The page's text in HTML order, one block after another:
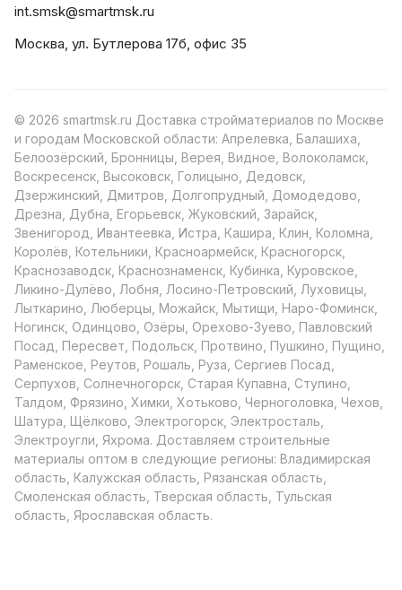
int.smsk@smartmsk.ru
Москва, ул. Бутлерова 17б, офис 35
© 2026 smartmsk.ru Доставка стройматериалов по Москве
и городам Московской области: Апрелевка, Балашиха,
Белоозёрский, Бронницы, Верея, Видное, Волоколамск,
Воскресенск, Высоковск, Голицыно, Дедовск,
Дзержинский, Дмитров, Долгопрудный, Домодедово,
Дрезна, Дубна, Егорьевск, Жуковский, Зарайск,
Звенигород, Ивантеевка, Истра, Кашира, Клин, Коломна,
Королёв, Котельники, Красноармейск, Красногорск,
Краснозаводск, Краснознаменск, Кубинка, Куровское,
Ликино-Дулёво, Лобня, Лосино-Петровский, Луховицы,
Лыткарино, Люберцы, Можайск, Мытищи, Наро-Фоминск,
Ногинск, Одинцово, Озёры, Орехово-Зуево, Павловский
Посад, Пересвет, Подольск, Протвино, Пушкино, Пущино,
Раменское, Реутов, Рошаль, Руза, Сергиев Посад,
Серпухов, Солнечногорск, Старая Купавна, Ступино,
Талдом, Фрязино, Химки, Хотьково, Черноголовка, Чехов,
Шатура, Щёлково, Электрогорск, Электросталь,
Электроугли, Яхрома. Доставляем строительные
материалы оптом в следующие регионы: Владимирская
область, Калужская область, Рязанская область,
Смоленская область, Тверская область, Тульская
область, Ярославская область.